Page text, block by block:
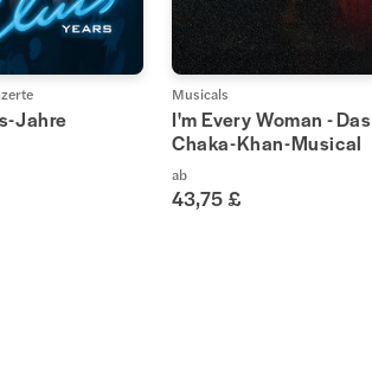
Jahre
Musicals
I'm Every Woman - Das
Chaka-Khan-Musical
ab
43,75 £